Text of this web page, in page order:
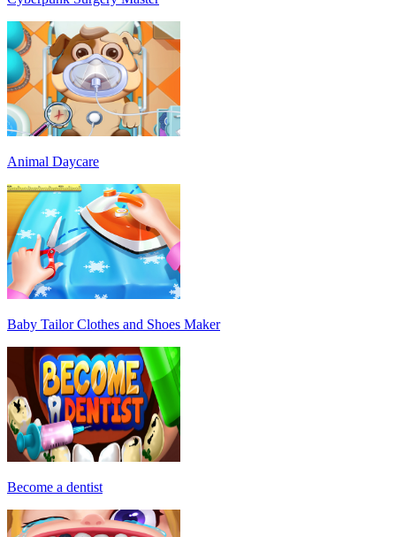
Animal Daycare
Baby Tailor Clothes and Shoes Maker
Become a dentist